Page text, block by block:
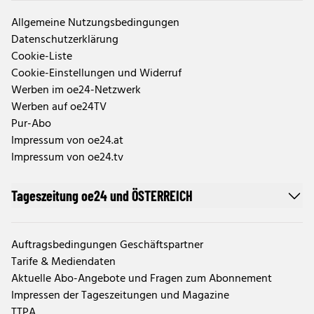
Allgemeine Nutzungsbedingungen
Datenschutzerklärung
Cookie-Liste
Cookie-Einstellungen und Widerruf
Werben im oe24-Netzwerk
Werben auf oe24TV
Pur-Abo
Impressum von oe24.at
Impressum von oe24.tv
Tageszeitung oe24 und ÖSTERREICH
Auftragsbedingungen Geschäftspartner
Tarife & Mediendaten
Aktuelle Abo-Angebote und Fragen zum Abonnement
Impressen der Tageszeitungen und Magazine